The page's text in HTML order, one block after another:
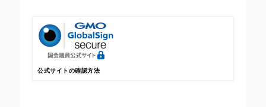
公式サイトの確認方法